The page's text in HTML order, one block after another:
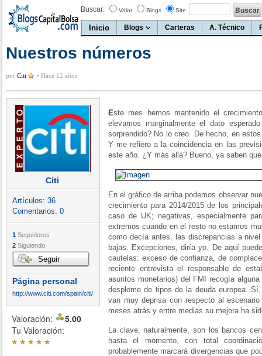
Buscar: Valor Blogs Site
Inicio Blogs Carteras A. Técnico
Nuestros números
por Citi • Hace 12 años
Citi
Artículos: 36
Comentarios: 0
1 Seguidores
2 Siguiendo
Seguir
Página personal
http://www.citi.com/spain/citi/
Valoración:
5.00
Tu Valoración:
*****
Este mes hemos mantenido el
elevamos marginalmente el dato
sorprendido? No lo creo. De hecho, en
Y me refiero a la coincidencia en las
este año. ¿Y más allá? Bueno, ya saben
En el gráfico de arriba podemos observar
crecimiento para 2014/2015 de los
caso de UK; negativas, especialmente
extremos cuando en el resto no estamos
como decía antes, las discrepancias a
bajas. Excepciones, diría yo. De aquí
cautelas: exceso de confianza, de
reciente entrevista el responsable de
asuntos monetarios) del FMI recogía
desplome de tipos de la deuda europea.
van muy deprisa con respecto al
meses atrás y entre medias su mejora ha
La clave, naturalmente, son los bancos
hasta el momento, con total
probablemente marcará divergencias que